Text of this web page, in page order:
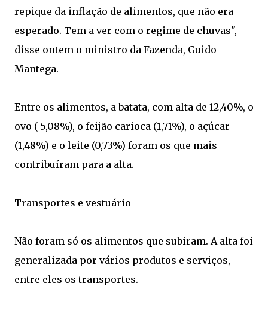
repique da inflação de alimentos, que não era
esperado. Tem a ver com o regime de chuvas",
disse ontem o ministro da Fazenda, Guido
Mantega.
Entre os alimentos, a batata, com alta de 12,40%, o
ovo ( 5,08%), o feijão carioca (1,71%), o açúcar
(1,48%) e o leite (0,73%) foram os que mais
contribuíram para a alta.
Transportes e vestuário
Não foram só os alimentos que subiram. A alta foi
generalizada por vários produtos e serviços,
entre eles os transportes.